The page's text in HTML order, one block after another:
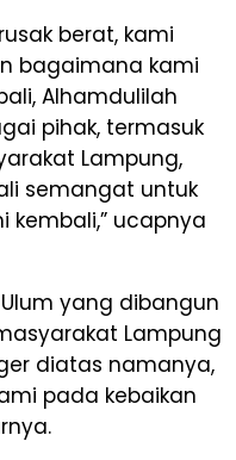
berat, kami
bagaimana kami
Alhamdulilah
pihak, termasuk
Lampung,
semangat untuk
ucapnya
yang dibangun
Lampung
diatas namanya,
pada kebaikan